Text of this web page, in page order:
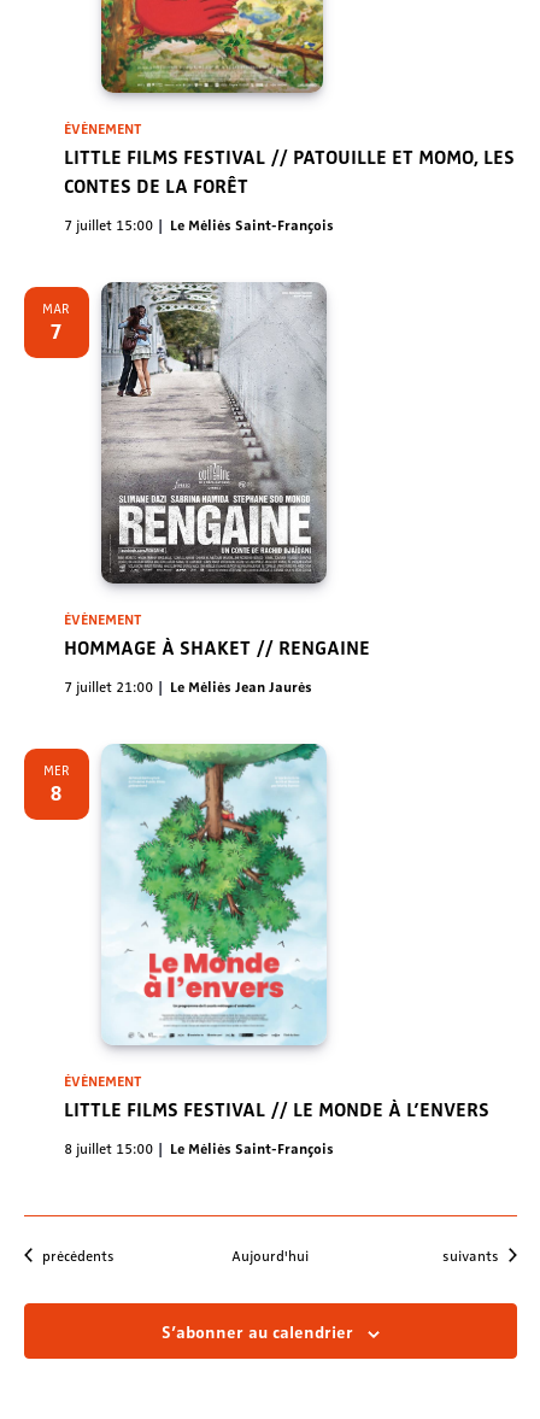
ÉVÈNEMENT
LITTLE FILMS FESTIVAL // PATOUILLE ET MOMO, LES
CONTES DE LA FORÊT
7 juillet 15:00 Le Méliès Saint-François
MAR
7
ÉVÈNEMENT
HOMMAGE À SHAKET // RENGAINE
7 juillet 21:00 Le Méliès Jean Jaurès
MER
8
ÉVÈNEMENT
LITTLE FILMS FESTIVAL // LE MONDE À L’ENVERS
8 juillet 15:00 Le Méliès Saint-François
Évènements
précédents Aujourd'hui Évènements
suivants
S’abonner au calendrier